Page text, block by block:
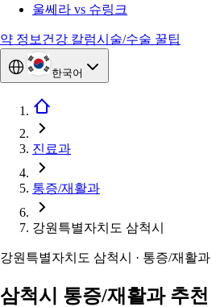
울쎄라 vs 슈링크
약 정보 건강 칼럼시술/수술 꿀팁
한국어
진료과
통증/재활과
강원특별자치도 삼척시
강원특별자치도 삼척시 · 통증/재활과
삼척시 통증/재활과 추천